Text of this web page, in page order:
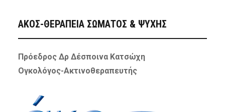
ΑΚΟΣ-ΘΕΡΑΠΕΙΑ ΣΩΜΑΤΟΣ & ΨΥΧΗΣ
Πρόεδρος Δρ Δέσποινα Κατσώχη
Ογκολόγος-Ακτινοθεραπευτής